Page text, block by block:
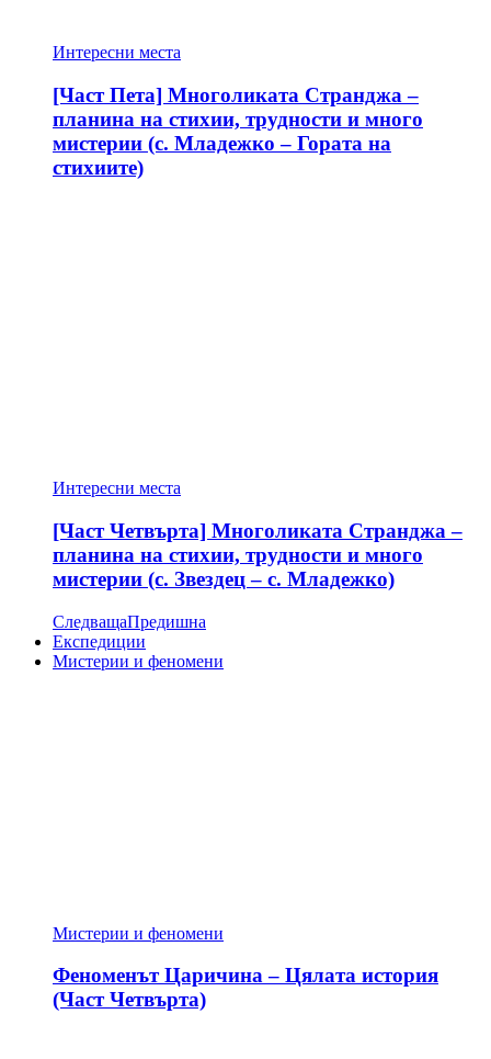
Интересни места
[Част Пета] Многоликата Странджа –
планина на стихии, трудности и много
мистерии (с. Младежко – Гората на
стихиите)
Интересни места
[Част Четвърта] Многоликата Странджа –
планина на стихии, трудности и много
мистерии (с. Звездец – с. Младежко)
СледващаПредишна
Експедиции
Мистерии и феномени
Мистерии и феномени
Феноменът Царичина – Цялата история
(Част Четвърта)